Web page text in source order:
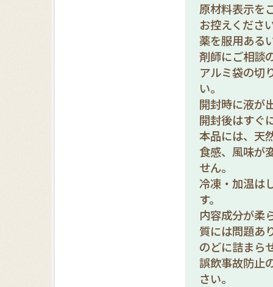
原材料表示を
お控えくださ
薬を服用ある
剤師にご相談
アルミ袋の切
い。
開封時に液が
開封後はすぐ
本品には、天
食感、風味が
せん。
冷凍・加温は
す。
内容成分が柔
質には問題あ
のどに詰まら
誤飲事故防止
さい。